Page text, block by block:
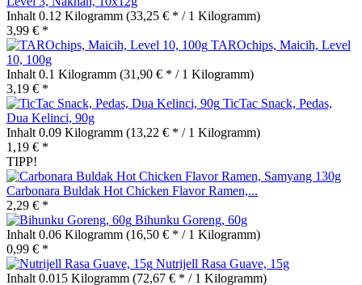
Inhalt 0.12 Kilogramm (33,25 € * / 1 Kilogramm)
3,99 € *
TAROchips, Maicih, Level
10, 100g
Inhalt 0.1 Kilogramm (31,90 € * / 1 Kilogramm)
3,19 € *
TicTac Snack, Pedas,
Dua Kelinci, 90g
Inhalt 0.09 Kilogramm (13,22 € * / 1 Kilogramm)
1,19 € *
TIPP!
Carbonara Buldak Hot Chicken Flavor Ramen,...
2,29 € *
Bihunku Goreng, 60g
Inhalt 0.06 Kilogramm (16,50 € * / 1 Kilogramm)
0,99 € *
Nutrijell Rasa Guave, 15g
Inhalt 0.015 Kilogramm (72,67 € * / 1 Kilogramm)